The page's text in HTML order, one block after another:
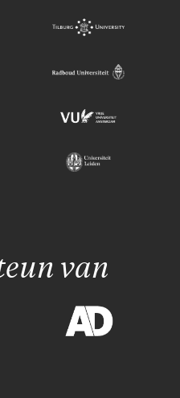
van